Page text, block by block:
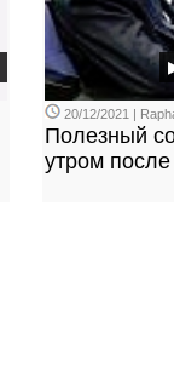
20/12/2021 |
Полезный
утром